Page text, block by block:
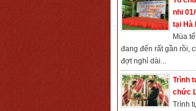
nhi
tại Hà
Mùa
đang đến rất gần rồi,
đợt nghỉ dài...
Trình
chức
Trình